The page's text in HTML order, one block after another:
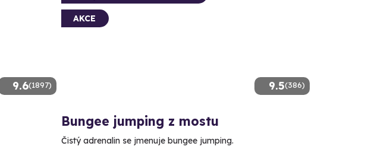
9.6(1897) 9.5(386)
AKCE
Bungee jumping z mostu
Čistý adrenalin se jmenuje bungee jumping.